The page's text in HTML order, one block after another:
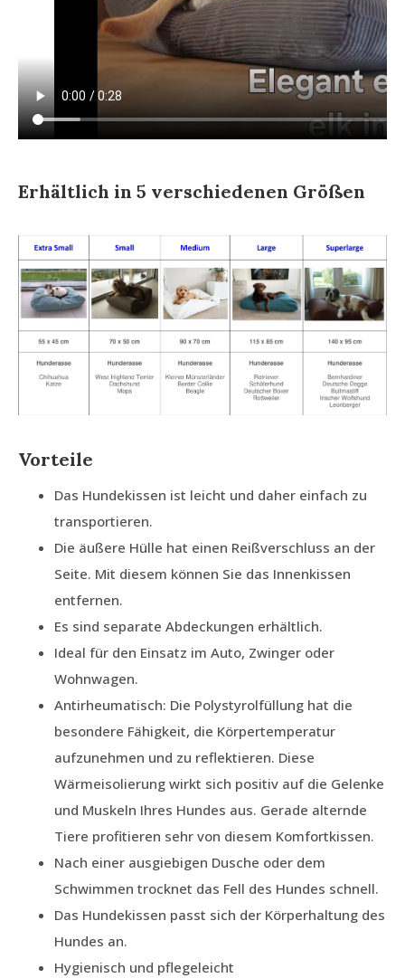
Erhältlich in 5 verschiedenen Größen
Vorteile
Das Hundekissen ist leicht und daher einfach zu
transportieren.
Die äußere Hülle hat einen Reißverschluss an der
Seite. Mit diesem können Sie das Innenkissen
entfernen.
Es sind separate Abdeckungen erhältlich.
Ideal für den Einsatz im Auto, Zwinger oder
Wohnwagen.
Antirheumatisch: Die Polystyrolfüllung hat die
besondere Fähigkeit, die Körpertemperatur
aufzunehmen und zu reflektieren. Diese
Wärmeisolierung wirkt sich positiv auf die Gelenke
und Muskeln Ihres Hundes aus. Gerade alternde
Tiere profitieren sehr von diesem Komfortkissen.
Nach einer ausgiebigen Dusche oder dem
Schwimmen trocknet das Fell des Hundes schnell.
Das Hundekissen passt sich der Körperhaltung des
Hundes an.
Hygienisch und pflegeleicht